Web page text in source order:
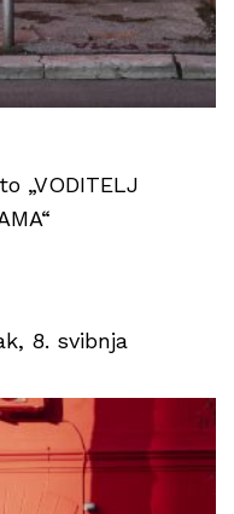
„VODITELJ
8. svibnja